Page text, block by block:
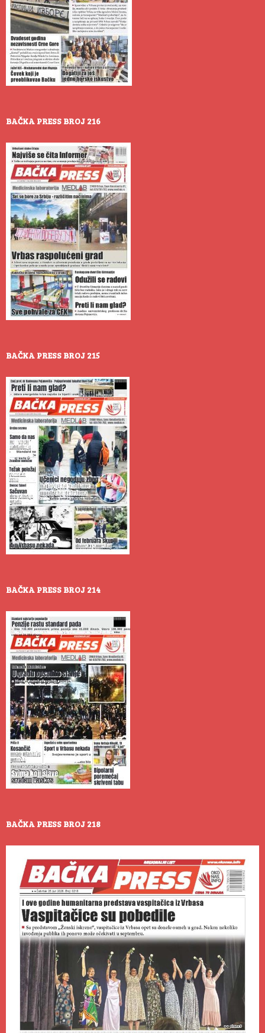
BAČKA PRESS BROJ 216
BAČKA PRESS BROJ 215
BAČKA PRESS BROJ 214
BAČKA PRESS BROJ 218